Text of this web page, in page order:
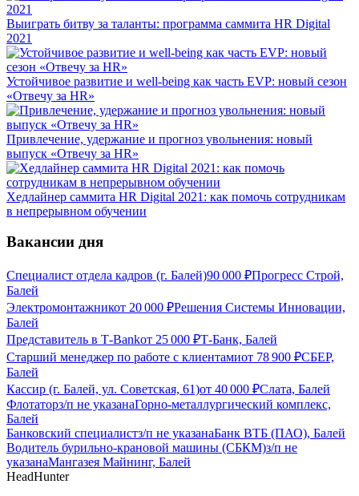
Выиграть битву за таланты: программа саммита HR Digital
2021
Устойчивое развитие и well-being как часть EVP: новый сезон
«Отвечу за HR»
Привлечение, удержание и прогноз увольнения: новый
выпуск «Отвечу за HR»
Хедлайнер саммита HR Digital 2021: как помочь сотрудникам
в непрерывном обучении
Вакансии дня
Специалист отдела кадров (г. Балей)90 000 ₽Прогресс Строй,
Балей
Электромонтажникот 20 000 ₽Решения Системы Инновации,
Балей
Представитель в Т-Bankот 25 000 ₽Т-Банк, Балей
Старший менеджер по работе с клиентамиот 78 900 ₽СБЕР,
Балей
Кассир (г. Балей, ул. Советская, 61)от 40 000 ₽Слата, Балей
Флотаторз/п не указанаГорно-металлургический комплекс,
Балей
Банковский специалистз/п не указанаБанк ВТБ (ПАО), Балей
Водитель бурильно-крановой машины (СБКМ)з/п не
указанаМангазея Майнинг, Балей
HeadHunter